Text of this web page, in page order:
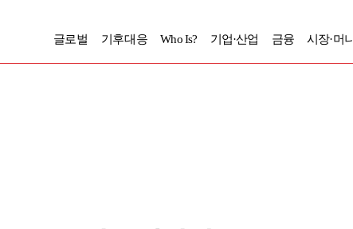
글로벌 기후대응 Who Is? 기업·산업 금융 시장·머니